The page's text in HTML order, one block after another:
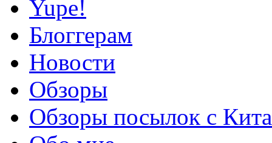
Yupe!
Блоггерам
Новости
Обзоры
Обзоры посылок с